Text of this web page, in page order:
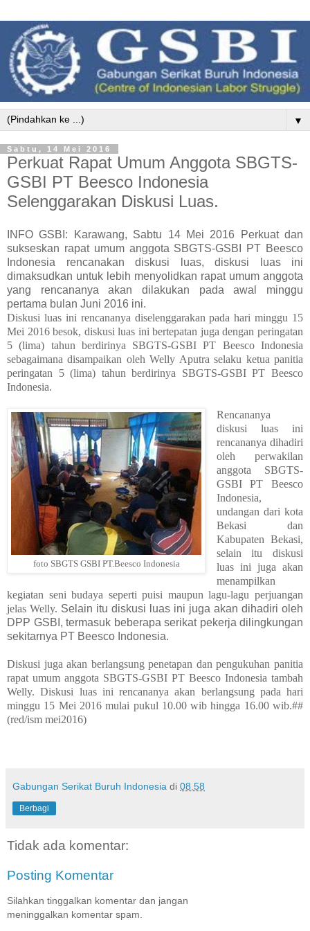
▼
Sabtu, 14 Mei 2016
Perkuat Rapat Umum Anggota SBGTS-
GSBI PT Beesco Indonesia
Selenggarakan Diskusi Luas.
INFO GSBI: Karawang, Sabtu 14 Mei 2016 Perkuat dan
sukseskan rapat umum anggota SBGTS-GSBI PT Beesco
Indonesia rencanakan diskusi luas, diskusi luas ini
dimaksudkan untuk lebih menyolidkan rapat umum anggota
yang rencananya akan dilakukan pada awal minggu
pertama bulan Juni 2016 ini.
Diskusi luas ini rencananya diselenggarakan pada hari minggu 15
Mei 2016 besok, diskusi luas ini bertepatan juga dengan peringatan
5 (lima) tahun berdirinya SBGTS-GSBI PT Beesco Indonesia
sebagaimana disampaikan oleh Welly Aputra selaku ketua panitia
peringatan 5 (lima) tahun berdirinya SBGTS-GSBI PT Beesco
Indonesia.
foto SBGTS GSBI PT.Beesco Indonesia
Rencananya
diskusi luas ini
rencananya dihadiri
oleh perwakilan
anggota SBGTS-
GSBI PT Beesco
Indonesia,
undangan dari kota
Bekasi dan
Kabupaten Bekasi,
selain itu diskusi
luas ini juga akan
menampilkan
kegiatan seni budaya seperti puisi maupun lagu-lagu perjuangan
jelas Welly. Selain itu diskusi luas ini juga akan dihadiri oleh
DPP GSBI, termasuk beberapa serikat pekerja dilingkungan
sekitarnya PT Beesco Indonesia.
Diskusi juga akan berlangsung penetapan dan pengukuhan panitia
rapat umum anggota SBGTS-GSBI PT Beesco Indonesia tambah
Welly. Diskusi luas ini rencananya akan berlangsung pada hari
minggu 15 Mei 2016 mulai pukul 10.00 wib hingga 16.00 wib.##
(red/ism mei2016)
Gabungan Serikat Buruh Indonesia di 08.58
Berbagi
Tidak ada komentar:
Posting Komentar
Silahkan tinggalkan komentar dan jangan
meninggalkan komentar spam.